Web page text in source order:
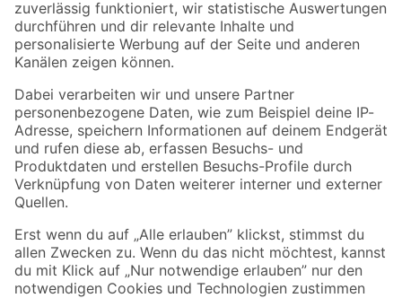
Zur Newsletter Anmeldung
Folge uns
Zahlungsarten Versandarten
Sicher einkaufen
Jetzt die toom-App herunterladen